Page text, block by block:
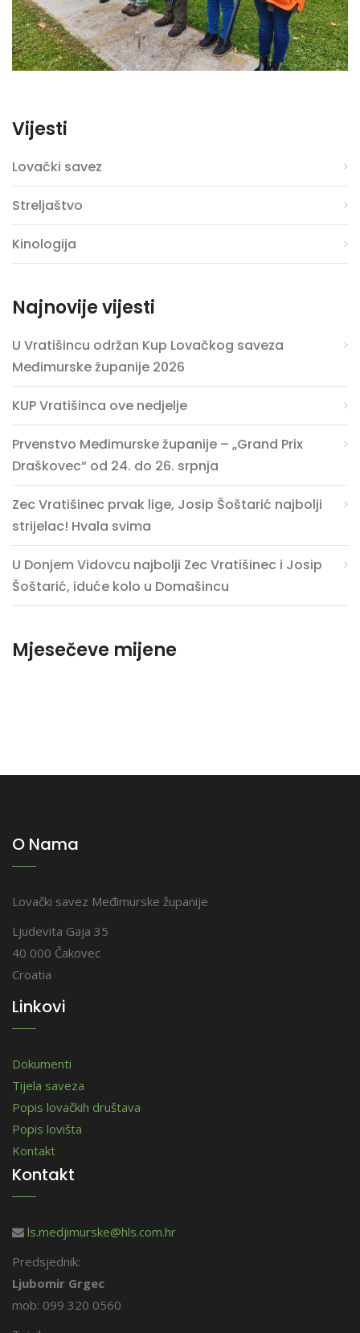
Vijesti
Lovački savez
Streljaštvo
Kinologija
Najnovije vijesti
U Vratišincu održan Kup Lovačkog saveza
Međimurske županije 2026
KUP Vratišinca ove nedjelje
Prvenstvo Međimurske županije – „Grand Prix
Draškovec“ od 24. do 26. srpnja
Zec Vratišinec prvak lige, Josip Šoštarić najbolji
strijelac! Hvala svima
U Donjem Vidovcu najbolji Zec Vratišinec i Josip
Šoštarić, iduće kolo u Domašincu
Mjesečeve mijene
O Nama
Lovački savez Međimurske županije
Ljudevita Gaja 35
40 000 Čakovec
Croatia
Linkovi
Dokumenti
Tijela saveza
Popis lovačkih društava
Popis lovišta
Kontakt
Kontakt
ls.medjimurske@hls.com.hr
Predsjednik:
Ljubomir Grgec
mob: 099 320 0560